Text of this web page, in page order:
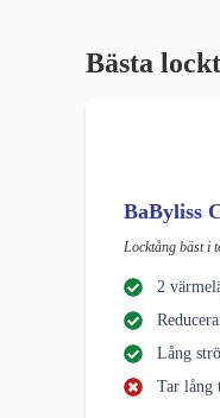
Bästa
BaByliss
Locktång bäst i
2
Lång
Tar lång